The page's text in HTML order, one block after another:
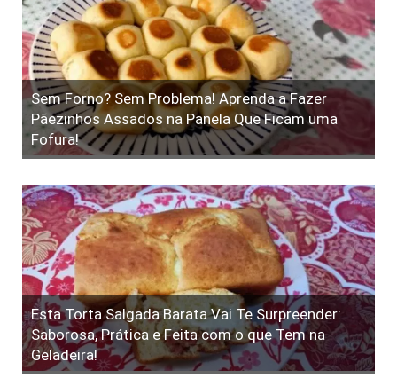
Sem Forno? Sem Problema! Aprenda a Fazer
Pãezinhos Assados na Panela Que Ficam uma
Fofura!
Esta Torta Salgada Barata Vai Te Surpreender:
Saborosa, Prática e Feita com o que Tem na
Geladeira!